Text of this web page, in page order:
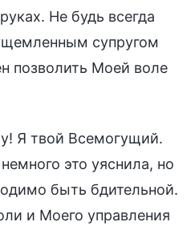
Не будь всегда
супругом
позволить Моей воле
Я твой Всемогущий.
это уяснила, но
быть бдительной.
и Моего управления